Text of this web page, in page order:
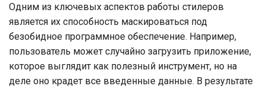
Одним из ключевых аспектов работы стилеров
является их способность маскироваться под
безобидное программное обеспечение. Например,
пользователь может случайно загрузить приложение,
которое выглядит как полезный инструмент, но на
деле оно крадет все введенные данные. В результате